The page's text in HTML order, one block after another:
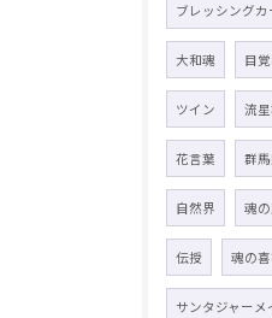
ブレッシングカ
大和魂 目
ツイン 流
花言葉 群
自然界 魂
伝授 魂の
サンタジャーメ